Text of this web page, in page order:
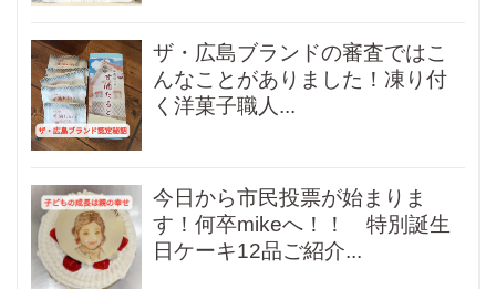
ザ・広島ブランドの審査ではこ
んなことがありました！凍り付
く洋菓子職人...
今日から市民投票が始まりま
す！何卒mikeへ！！ 特別誕生
日ケーキ12品ご紹介...